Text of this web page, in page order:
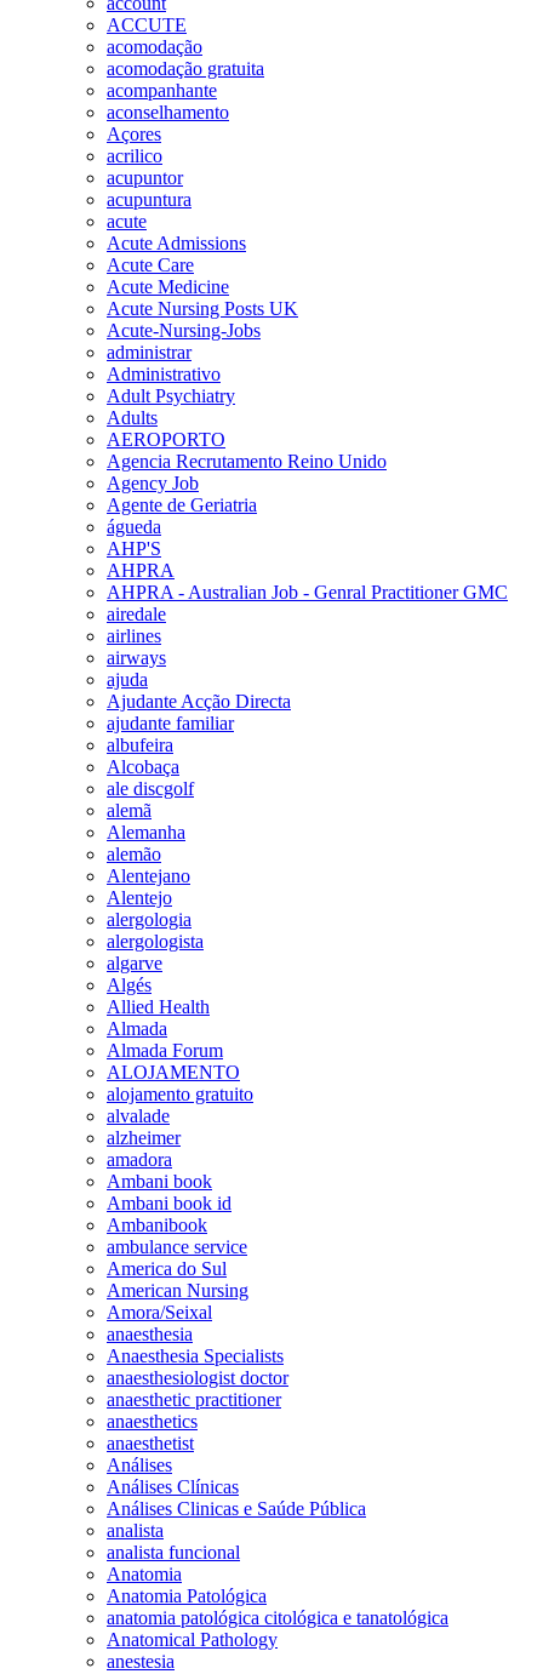
ACCUTE
acomodação
acomodação gratuita
acompanhante
aconselhamento
Açores
acrilico
acupuntor
acupuntura
acute
Acute Admissions
Acute Care
Acute Medicine
Acute Nursing Posts UK
Acute-Nursing-Jobs
administrar
Administrativo
Adult Psychiatry
Adults
AEROPORTO
Agencia Recrutamento Reino Unido
Agency Job
Agente de Geriatria
águeda
AHP'S
AHPRA
AHPRA - Australian Job - Genral Practitioner GMC
airedale
airlines
airways
ajuda
Ajudante Acção Directa
ajudante familiar
albufeira
Alcobaça
ale discgolf
alemã
Alemanha
alemão
Alentejano
Alentejo
alergologia
alergologista
algarve
Algés
Allied Health
Almada
Almada Forum
ALOJAMENTO
alojamento gratuito
alvalade
alzheimer
amadora
Ambani book
Ambani book id
Ambanibook
ambulance service
America do Sul
American Nursing
Amora/Seixal
anaesthesia
Anaesthesia Specialists
anaesthesiologist doctor
anaesthetic practitioner
anaesthetics
anaesthetist
Análises
Análises Clínicas
Análises Clinicas e Saúde Pública
analista
analista funcional
Anatomia
Anatomia Patológica
anatomia patológica citológica e tanatológica
Anatomical Pathology
anestesia